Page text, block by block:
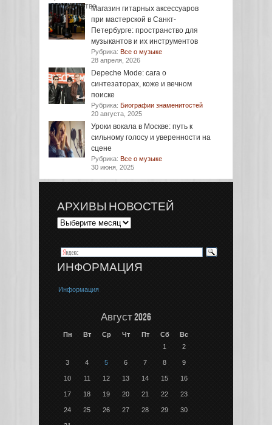
Магазин гитарных аксессуаров
при мастерской в Санкт-
Петербурге: пространство для
музыкантов и их инструментов
Рубрика: Все о музыке
28 апреля, 2026
Depeche Mode: сага о
синтезаторах, коже и вечном
поиске
Рубрика: Биографии знаменитостей
20 августа, 2025
Уроки вокала в Москве: путь к
сильному голосу и уверенности на
сцене
Рубрика: Все о музыке
30 июня, 2025
АРХИВЫ НОВОСТЕЙ
ИНФОРМАЦИЯ
Информация
Август 2026
Пн Вт Ср Чт Пт Сб
Вс
1
2
3 4 5 6 7 8 9
10 11 12 13 14 15 16
17 18 19 20 21 22 23
24 25 26 27 28 29 30